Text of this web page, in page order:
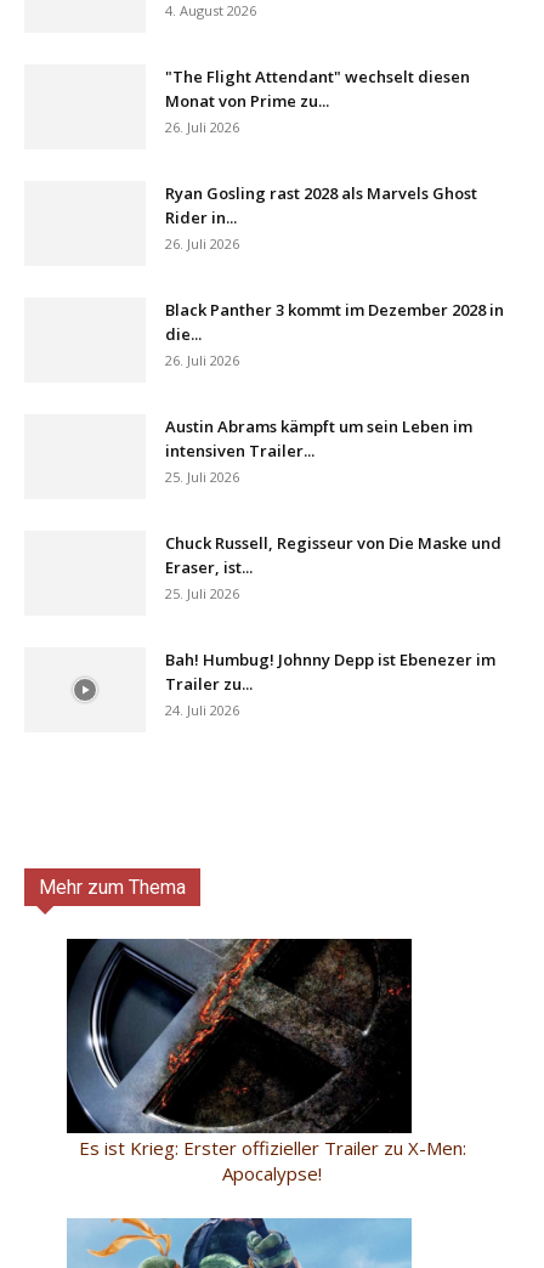
4. August 2026
"The Flight Attendant" wechselt diesen
Monat von Prime zu...
26. Juli 2026
Ryan Gosling rast 2028 als Marvels Ghost
Rider in...
26. Juli 2026
Black Panther 3 kommt im Dezember 2028 in
die...
26. Juli 2026
Austin Abrams kämpft um sein Leben im
intensiven Trailer...
25. Juli 2026
Chuck Russell, Regisseur von Die Maske und
Eraser, ist...
25. Juli 2026
Bah! Humbug! Johnny Depp ist Ebenezer im
Trailer zu...
24. Juli 2026
Mehr zum Thema
Es ist Krieg: Erster offizieller Trailer zu X-Men:
Apocalypse!